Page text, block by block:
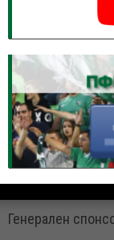
Генерален